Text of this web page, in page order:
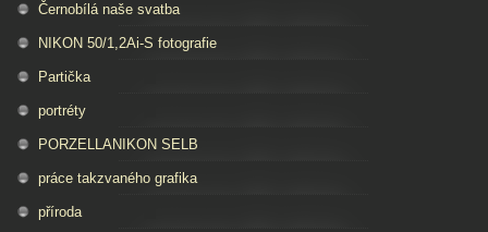
Černobílá naše svatba
NIKON 50/1,2Ai-S fotografie
Partička
portréty
PORZELLANIKON SELB
práce takzvaného grafika
příroda